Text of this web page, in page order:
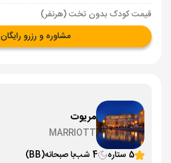
قیمت کودک بدون تخت (هرنفر)
مشاوره و رزرو رایگان
مریوت
MARRIOTT
5 ستاره
4 شب با صبحانه(BB)